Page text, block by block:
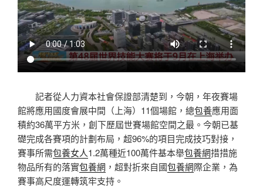
記者從人力資本社會保證部清楚到，今朝，年夜賽場
館將應用國度會展中間（上海）11個場館，總包養應用面
積約36萬平方米，創下歷屆世賽場館空間之最。今朝已基
礎完成各賽項的計劃布局，超96%的項目完成技巧對接，
賽事所需包養女人1.2萬種近100萬件基本舉包養網措措施
物品所有的落實包養網 ，超對折來自國包養網際企業，為
賽事高尺度運轉筑牢支持。